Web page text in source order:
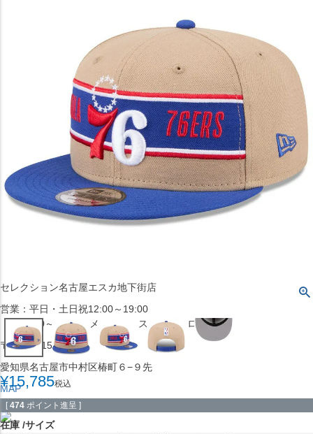
大阪府大阪市中央区西心斎橋1丁目6番14号
JR水道橋駅西口店
営業：土・日・祝日のみ 12:00-18:00
〒101-0061
東京都千代田区神田三崎町２丁目２２−１ 1F
セレクション名古屋エスカ地下街店
営業：平日・土日祝12:00～19:00
（※15:00～16:00はメンテナンスのためクローズ）
〒453-0015
愛知県名古屋市中村区椿町６−９先
MAP
SHOP
¥15,785税込
[ 474 ポイント進呈 ]
在庫 サイズ